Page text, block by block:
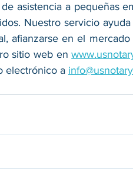
asistencia a pequeñas
Nuestro servicio
afianzarse en el
sitio web en
electrónico a